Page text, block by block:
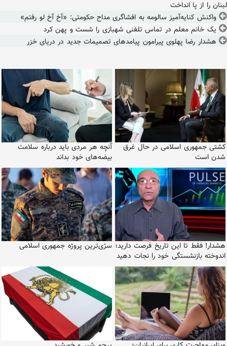
لبنان را از پا انداخت
واکنش کنایه‌آمیز سالومه به افشاگری مداح حکومتی: «آخ آخ لو رفتم»
یک خانم معلم در تماس تلفنی شهبازی را شست و پهن کرد
هشدار رضا پهلوی پیرامون پیامدهای تصمیمات جدید در دریای خزر
آنچه هر مردی باید درباره سلامت
بیضه‌های خود بداند
کشتی جمهوری اسلامی در حال غرق
شدن است
سرّی‌ترین پروژه جمهوری اسلامی هشدار! فقط تا این تاریخ فرصت دارید؛
اندوخته بازنشستگی خود را نجات دهید